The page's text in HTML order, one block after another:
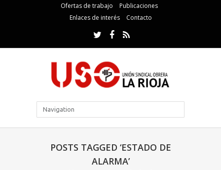
Ofertas de trabajo
Publicaciones
Enlaces de interés
Contacto
POSTS TAGGED ‘ESTADO DE
ALARMA’